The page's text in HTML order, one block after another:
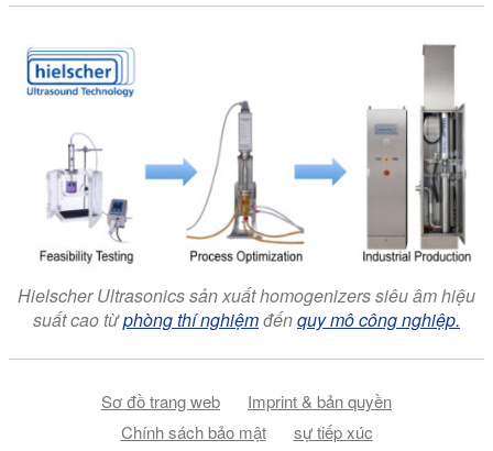
Hielscher Ultrasonics sản xuất homogenizers siêu âm hiệu
suất cao từphòng thí nghiệmđếnquy mô công nghiệp.
Sơ đồ trang web
Imprint & bản quyền
Chính sách bảo mật
sự tiếp xúc